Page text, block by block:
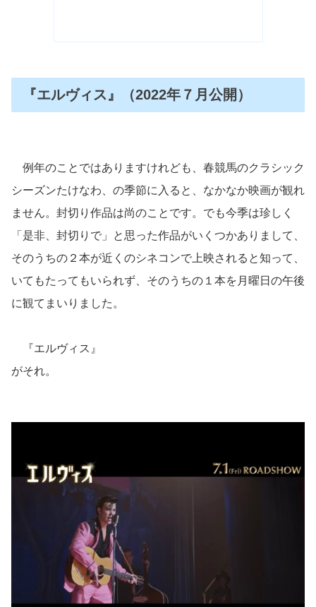
『エルヴィス』（2022年７月公開）
例年のことではありますけれども、春競馬のクラシック
シーズンたけなわ、の季節に入ると、なかなか映画が観れ
ません。封切り作品は尚のことです。でも今季は珍しく
「是非、封切りで」と思った作品がいくつかありまして、
そのうちの２本が近くのシネコンで上映されると知って、
いてもたってもいられず、そのうちの１本を月曜日の午後
に観てまいりました。
『エルヴィス』
がそれ。